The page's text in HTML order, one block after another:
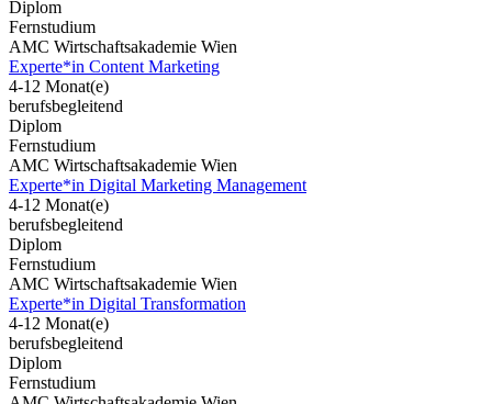
Diplom
Fernstudium
AMC Wirtschaftsakademie Wien
Experte*in Content Marketing
4-12 Monat(e)
berufsbegleitend
Diplom
Fernstudium
AMC Wirtschaftsakademie Wien
Experte*in Digital Marketing Management
4-12 Monat(e)
berufsbegleitend
Diplom
Fernstudium
AMC Wirtschaftsakademie Wien
Experte*in Digital Transformation
4-12 Monat(e)
berufsbegleitend
Diplom
Fernstudium